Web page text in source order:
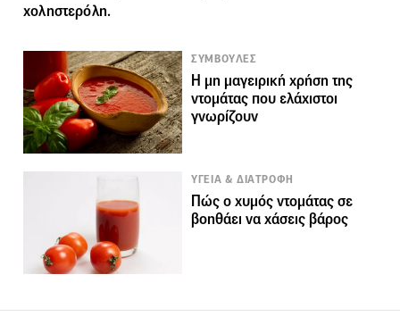
χοληστερόλη.
ΣΥΜΒΟΥΛΕΣ
Η μη μαγειρική χρήση της
ντομάτας που ελάχιστοι
γνωρίζουν
ΥΓΕΙΑ & ΔΙΑΤΡΟΦΗ
Πώς ο χυμός ντομάτας σε
βοηθάει να χάσεις βάρος